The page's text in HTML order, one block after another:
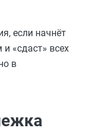
если начнёт
«сдаст» всех
в